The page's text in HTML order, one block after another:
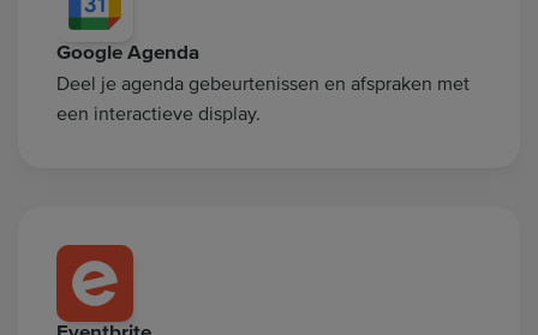
Google Agenda
Deel je agenda gebeurtenissen en afspraken met
een interactieve display.